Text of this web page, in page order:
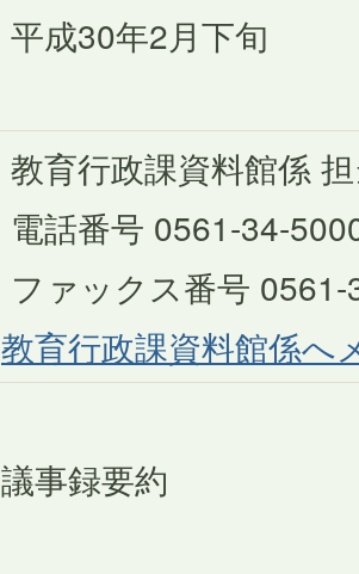
平成30年2月下旬
教育行政課資料館係
電話番号 0561-34-
ファックス番号
教育行政課資料館係へ
議事録要約